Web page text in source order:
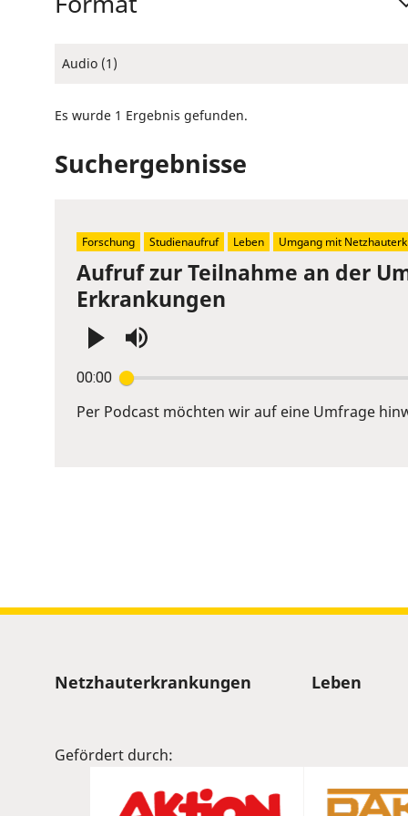
Audio (1)
Es wurde 1 Ergebnis gefunden.
Suchergebnisse
Aufruf zur Teilnahme an der
Erkrankungen
00:00
Enter
or
Per Podcast möchten wir auf eine Umfrage
Forschung Studienaufruf Leben Umgang mit
Sitemap
Netzhauterkrankungen Leben
Gefördert durch: